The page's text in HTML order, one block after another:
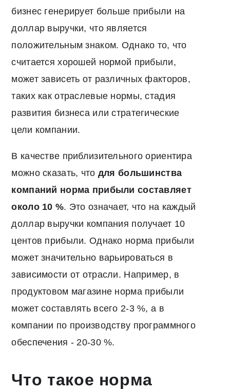
бизнес генерирует больше прибыли на
доллар выручки, что является
положительным знаком. Однако то, что
считается хорошей нормой прибыли,
может зависеть от различных факторов,
таких как отраслевые нормы, стадия
развития бизнеса или стратегические
цели компании.
В качестве приблизительного ориентира
можно сказать, что для большинства
компаний норма прибыли составляет
около 10 %. Это означает, что на каждый
доллар выручки компания получает 10
центов прибыли. Однако норма прибыли
может значительно варьироваться в
зависимости от отрасли. Например, в
продуктовом магазине норма прибыли
может составлять всего 2-3 %, а в
компании по производству программного
обеспечения - 20-30 %.
Что такое норма